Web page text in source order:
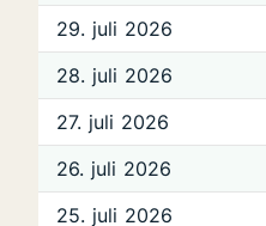
29. juli 2026
28. juli 2026
27. juli 2026
26. juli 2026
25. juli 2026